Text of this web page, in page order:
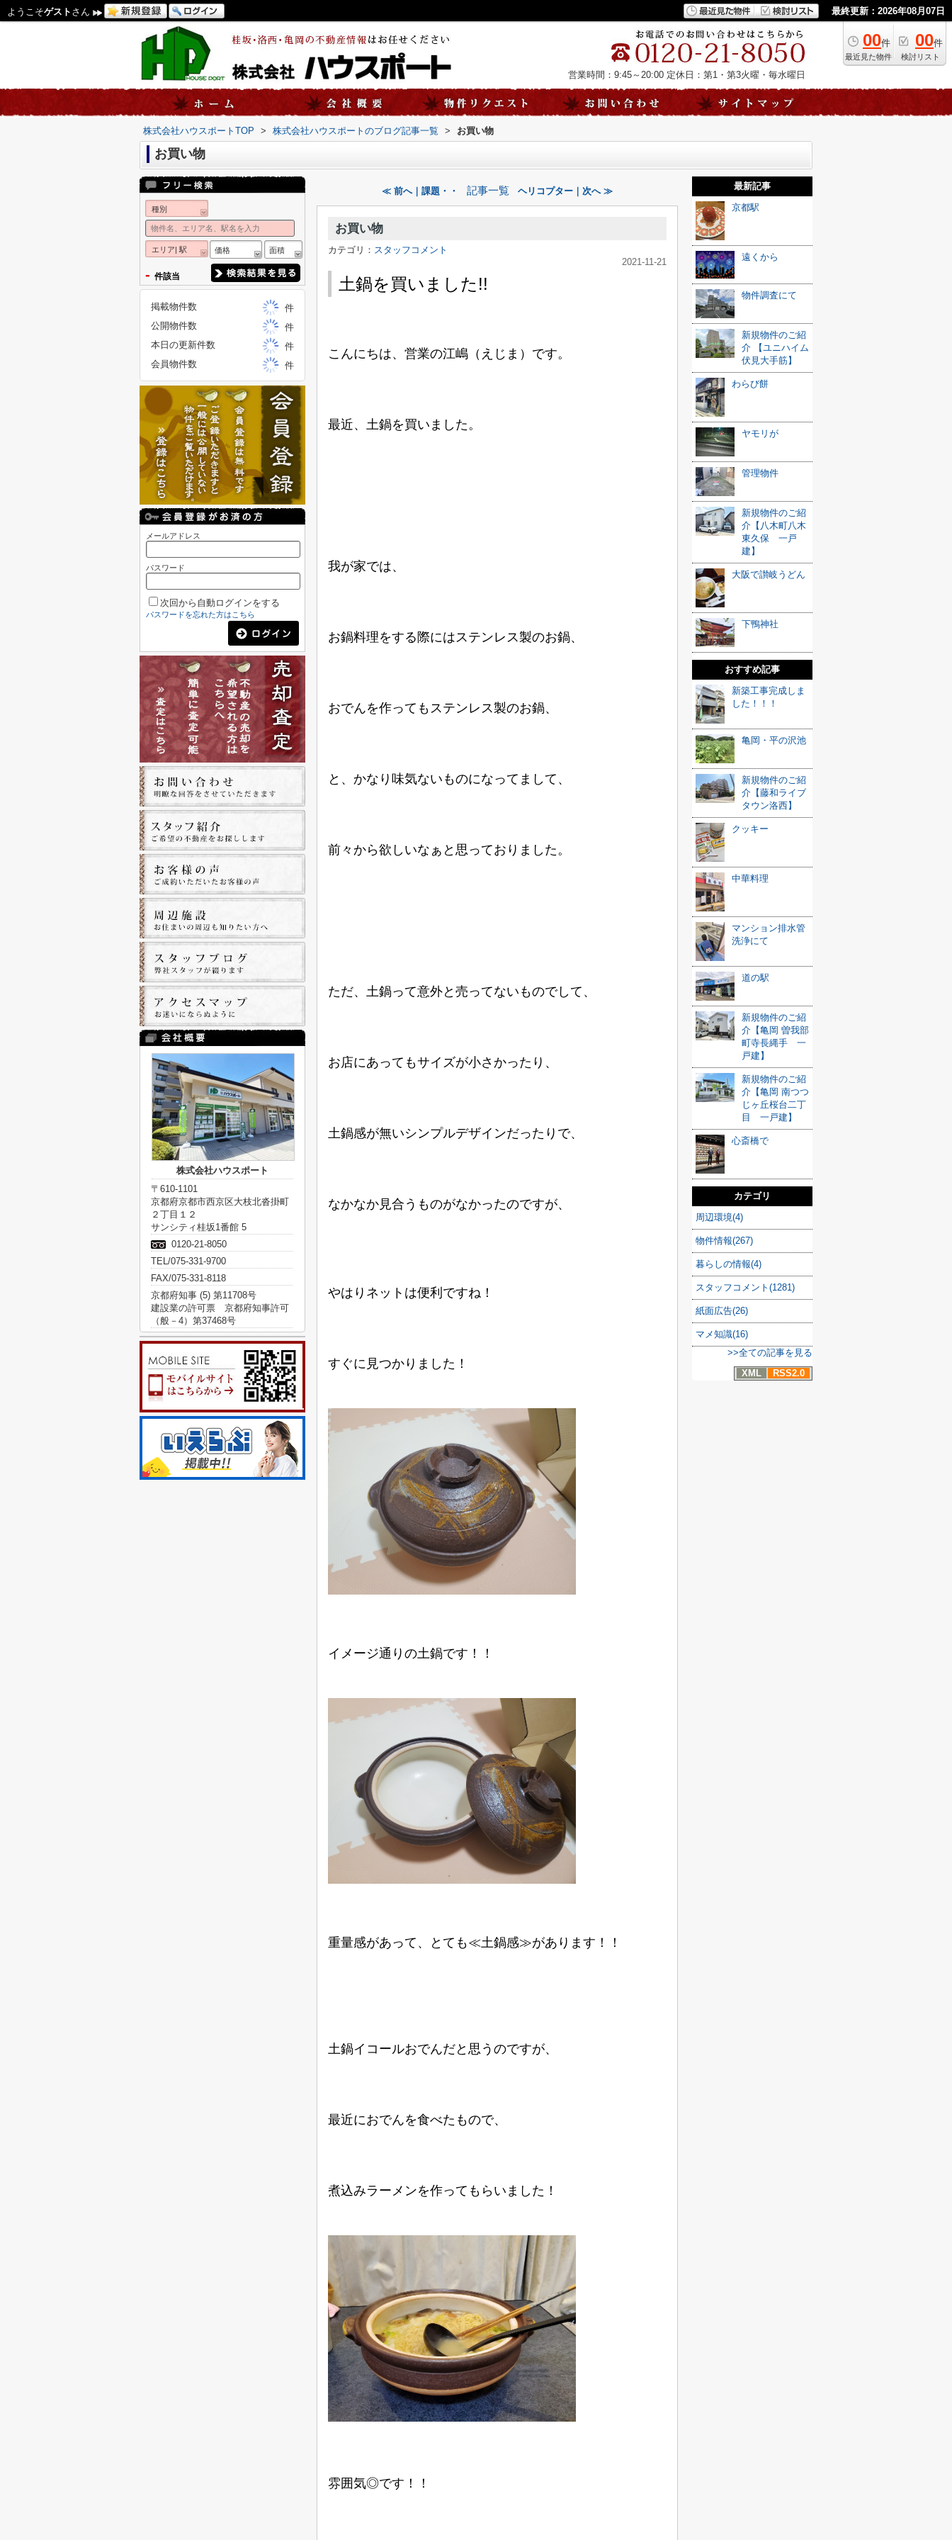
ようこそゲスト さん 最終更新：2026年08月07日
00件
最近見た物件
00件
検討リスト
営業時間：9:45～20:00 定休日：第1・第3火曜・毎水曜日
株式会社ハウスポートTOP > 株式会社ハウスポートのブログ記事一覧 > お買い物
お買い物
≪ 前へ｜課題・・ 記事一覧 ヘリコプター｜次へ ≫
お買い物
カテゴリ： スタッフコメント
2021-11-21
土鍋を買いました!!
こんにちは、営業の江嶋（えじま）です。
最近、土鍋を買いました。
我が家では、
お鍋料理をする際にはステンレス製のお鍋、
おでんを作ってもステンレス製のお鍋、
と、かなり味気ないものになってまして、
前々から欲しいなぁと思っておりました。
ただ、土鍋って意外と売ってないものでして、
お店にあってもサイズが小さかったり、
土鍋感が無いシンプルデザインだったりで、
なかなか見合うものがなかったのですが、
やはりネットは便利ですね！
すぐに見つかりました！
イメージ通りの土鍋です！！
重量感があって、とても≪土鍋感≫があります！！
土鍋イコールおでんだと思うのですが、
最近におでんを食べたもので、
煮込みラーメンを作ってもらいました！
雰囲気◎です！！
最新記事
京都駅
遠くから
物件調査にて
新規物件のご紹
介 【ユニハイム
伏見大手筋】
わらび餅
ヤモリが
管理物件
新規物件のご紹
介【八木町八木
東久保 一戸
建】
大阪で讃岐うどん
下鴨神社
おすすめ記事
新築工事完成しま
した！！！
亀岡・平の沢池
新規物件のご紹
介【藤和ライブ
タウン洛西】
クッキー
中華料理
マンション排水管
洗浄にて
道の駅
新規物件のご紹
介【亀岡 曽我部
町寺長縄手 一
戸建】
新規物件のご紹
介【亀岡 南つつ
じヶ丘桜台二丁
目 一戸建】
心斎橋で
カテゴリ
周辺環境(4)
物件情報(267)
暮らしの情報(4)
スタッフコメント(1281)
紙面広告(26)
マメ知識(16)
>>全ての記事を見る
XML
RSS2.0
種別
エリア| 駅 価格 面積
- 件該当
掲載物件数
件
公開物件数
件
本日の更新件数
件
会員物件数
件
メールアドレス
パスワード
次回から自動ログインをする
パスワードを忘れた方はこちら
株式会社ハウスポート
〒610-1101
京都府京都市西京区大枝北沓掛町
２丁目１２
サンシティ桂坂1番館 5
0120-21-8050
TEL/075-331-9700
FAX/075-331-8118
京都府知事 (5) 第11708号
建設業の許可票 京都府知事許可
（般－4）第37468号